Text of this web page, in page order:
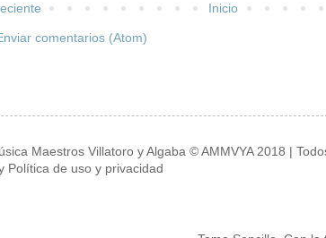
Inicio
comentarios (Atom)
Maestros Villatoro y Algaba © AMMVYA 2018 |
Política de uso y privacidad